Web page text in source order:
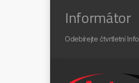
Informátor
Odebírejte čtvrtletní